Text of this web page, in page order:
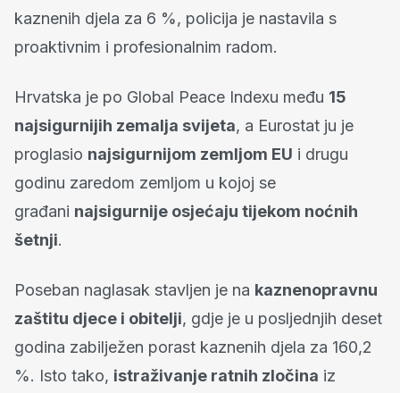
kaznenih djela za 6 %, policija je nastavila s
proaktivnim i profesionalnim radom.
Hrvatska je po Global Peace Indexu među 15
najsigurnijih zemalja svijeta, a Eurostat ju je
proglasio najsigurnijom zemljom EU i drugu
godinu zaredom zemljom u kojoj se
građani najsigurnije osjećaju tijekom noćnih
šetnji.
Poseban naglasak stavljen je na kaznenopravnu
zaštitu djece i obitelji, gdje je u posljednjih deset
godina zabilježen porast kaznenih djela za 160,2
%. Isto tako, istraživanje ratnih zločina iz